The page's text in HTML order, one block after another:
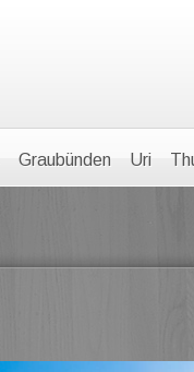
Graubünden Uri